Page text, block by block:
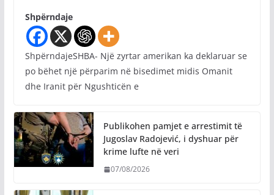
Shpërndaje
ShpërndajeSHBA- Një zyrtar amerikan ka deklaruar se
po bëhet një përparim në bisedimet midis Omanit
dhe Iranit për Ngushticën e
Publikohen pamjet e arrestimit të
Jugoslav Radojević, i dyshuar për
krime lufte në veri
07/08/2026